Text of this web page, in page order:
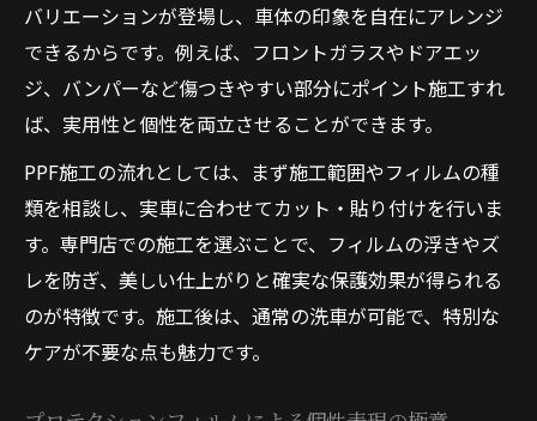
バリエーションが登場し、車体の印象を自在にアレンジ
できるからです。例えば、フロントガラスやドアエッ
ジ、バンパーなど傷つきやすい部分にポイント施工すれ
ば、実用性と個性を両立させることができます。
PPF施工の流れとしては、まず施工範囲やフィルムの種
類を相談し、実車に合わせてカット・貼り付けを行いま
す。専門店での施工を選ぶことで、フィルムの浮きやズ
レを防ぎ、美しい仕上がりと確実な保護効果が得られる
のが特徴です。施工後は、通常の洗車が可能で、特別な
ケアが不要な点も魅力です。